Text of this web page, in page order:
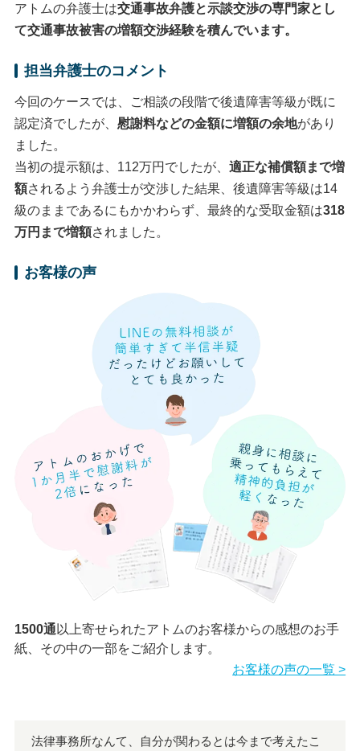
アトムの弁護士は交通事故弁護と示談交渉の専門家とし
て交通事故被害の増額交渉経験を積んでいます。
担当弁護士のコメント
今回のケースでは、ご相談の段階で後遺障害等級が既に
認定済でしたが、 慰謝料などの金額に増額の余地があり
ました。
当初の提示額は、112万円でしたが、 適正な補償額まで増
額されるよう弁護士が交渉した結果、後遺障害等級は14
級のままであるにもかかわらず、最終的な受取金額は318
万円まで増額されました。
お客様の声
1500通 以上寄せられたアトムのお客様からの感想のお手
紙、その中の一部をご紹介します。
お客様の声の一覧 >
法律事務所なんて、自分が関わるとは今まで考えたこ